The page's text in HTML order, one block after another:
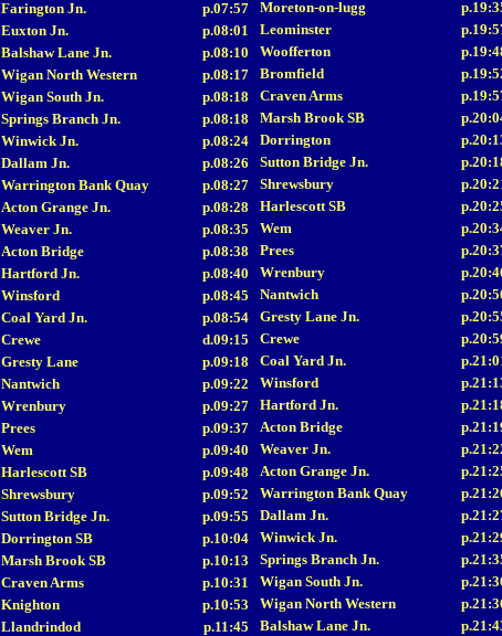
Farington Jn.
p.07:57
Euxton Jn.
p.08:01
Balshaw Lane Jn.
p.08:10
Wigan North Western
p.08:17
Wigan South Jn.
p.08:18
Springs Branch Jn.
p.08:18
Winwick Jn.
p.08:24
Dallam Jn.
p.08:26
Warrington Bank Quay
p.08:27
Acton Grange Jn.
p.08:28
Weaver Jn.
p.08:35
Acton Bridge
p.08:38
Hartford Jn.
p.08:40
Winsford
p.08:45
Coal Yard Jn.
p.08:54
Crewe
d.09:15
Gresty Lane
p.09:18
Nantwich
p.09:22
Wrenbury
p.09:27
Prees
p.09:37
Wem
p.09:40
Harlescott SB
p.09:48
Shrewsbury
p.09:52
Sutton Bridge Jn.
p.09:55
Dorrington SB
p.10:04
Marsh Brook SB
p.10:13
Craven Arms
p.10:31
Knighton
p.10:53
Llandrindod
p.11:45
Moreton-on-lugg
Leominster
Woofferton
Bromfield
Craven Arms
Marsh Brook SB
Dorrington
Sutton Bridge Jn.
Shrewsbury
Harlescott SB
Wem
Prees
Wrenbury
Nantwich
Gresty Lane Jn.
Crewe
Coal Yard Jn.
Winsford
Hartford Jn.
Acton Bridge
Weaver Jn.
Acton Grange Jn.
Warrington Bank Quay
Dallam Jn.
Winwick Jn.
Springs Branch Jn.
Wigan South Jn.
Wigan North Western
Balshaw Lane Jn.